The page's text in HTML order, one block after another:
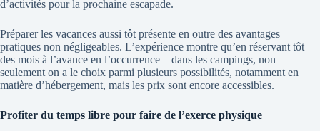
d’activités pour la prochaine escapade.
Préparer les vacances aussi tôt présente en outre des avantages
pratiques non négligeables. L’expérience montre qu’en réservant tôt –
des mois à l’avance en l’occurrence – dans les campings, non
seulement on a le choix parmi plusieurs possibilités, notamment en
matière d’hébergement, mais les prix sont encore accessibles.
Profiter du temps libre pour faire de l’exerce physique